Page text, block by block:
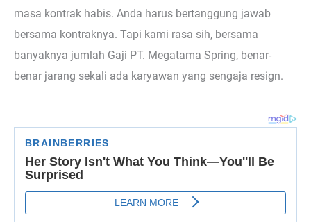
masa kontrak habis. Anda harus bertanggung jawab
bersama kontraknya. Tapi kami rasa sih, bersama
banyaknya jumlah Gaji PT. Megatama Spring, benar-
benar jarang sekali ada karyawan yang sengaja resign.